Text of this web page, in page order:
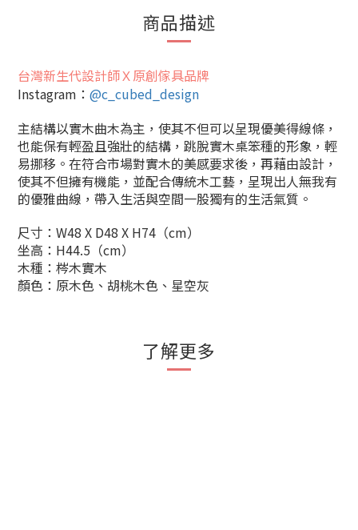
商品描述
台灣新生代設計師Ｘ原創傢具品牌
Instagram： @c_cubed_design
主結構以實木曲木為主，使其不但可以呈現優美得線條，
也能保有輕盈且強壯的結構，跳脫實木桌笨種的形象，輕
易挪移。 在符合市場對實木的美感要求後，再藉由設計，
使其不但擁有機能，並配合傳統木工藝，呈現出人無我有
的優雅曲線，帶入生活與空間一股獨有的生活氣質。
尺寸：W48 X D48 X H74（cm）
坐高：H44.5（cm）
木種：梣木實木
顏色：原木色、胡桃木色、星空灰
了解更多